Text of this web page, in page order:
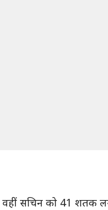
सचिन को 41 शतक